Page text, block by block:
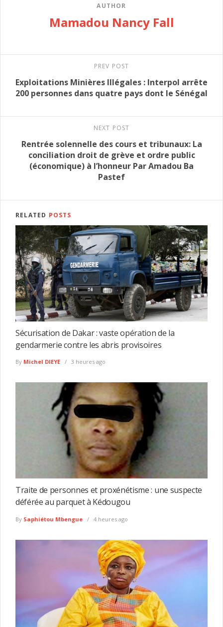
AUTHOR
Mamadou Nancy Fall
PREV POST
Exploitations Minières Illégales : Interpol arrête
200 personnes dans quatre pays dont le Sénégal
NEXT POST
Rentrée solennelle des cours et tribunaux: La
conciliation droit de grève et ordre public
(économique) à l’honneur Par Amadou Ba
Pastef
RELATED POSTS
Sécurisation de Dakar : vaste opération de la
gendarmerie contre les abris provisoires
By Michel DIEYE 3 heures ago
Traite de personnes et proxénétisme : une suspecte
déférée au parquet à Kédougou
By Saphiétou Mbengue 4 heures ago